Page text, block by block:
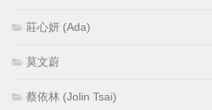
莊心妍 (Ada)
莫文蔚
蔡依林 (Jolin Tsai)